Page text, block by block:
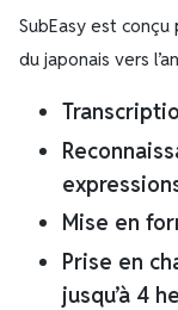
SubEasy est
du japonais vers
Mise en
Prise en
jusqu’à 4